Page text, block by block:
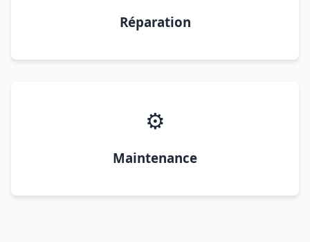
Réparation
⚙️
Maintenance